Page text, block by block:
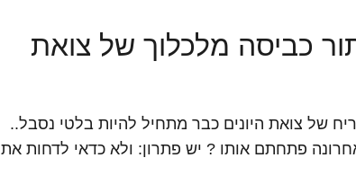
כביסה מלכלוך של צואת
של צואת היונים כבר מתחיל להיות בלטי נסבל..
פתחתם אותו ? יש פתרון: ולא כדאי לדחות את